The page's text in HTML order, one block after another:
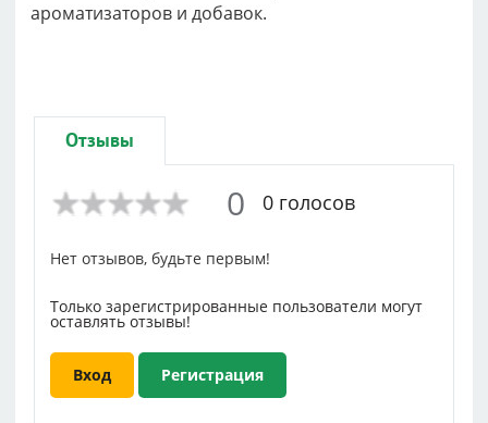
ароматизаторов и добавок.
Отзывы
0 0 голосов
Нет отзывов, будьте первым!
Только зарегистрированные пользователи могут
оставлять отзывы!
Вход Регистрация